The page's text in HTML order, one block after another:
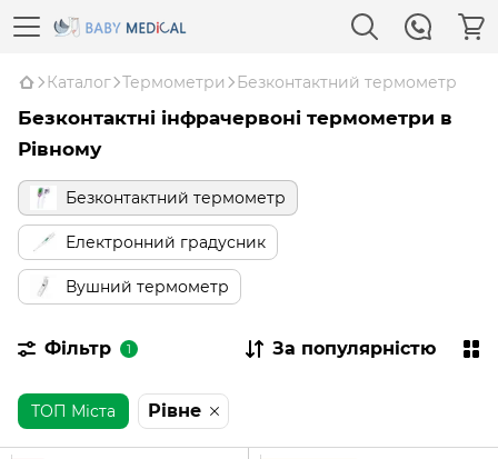
Каталог Термометри Безконтактний термометр
Безконтактні інфрачервоні термометри в
Рівному
Безконтактний термометр
Електронний градусник
Вушний термометр
Фільтр 1 За популярністю
ТОП Міста Рівне